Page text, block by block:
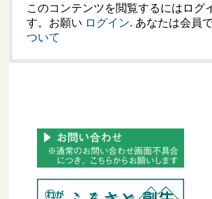
このコンテンツを閲覧するにはログ
す。お願い ログイン. あなたは会員
ついて